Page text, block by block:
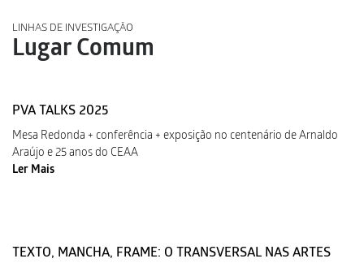
LINHAS DE INVESTIGAÇÃO
Lugar Comum
PVA TALKS 2025
Mesa Redonda + conferência + exposição no centenário de Arnaldo
Araújo e 25 anos do CEAA
Ler Mais
TEXTO, MANCHA, FRAME: O TRANSVERSAL NAS ARTES